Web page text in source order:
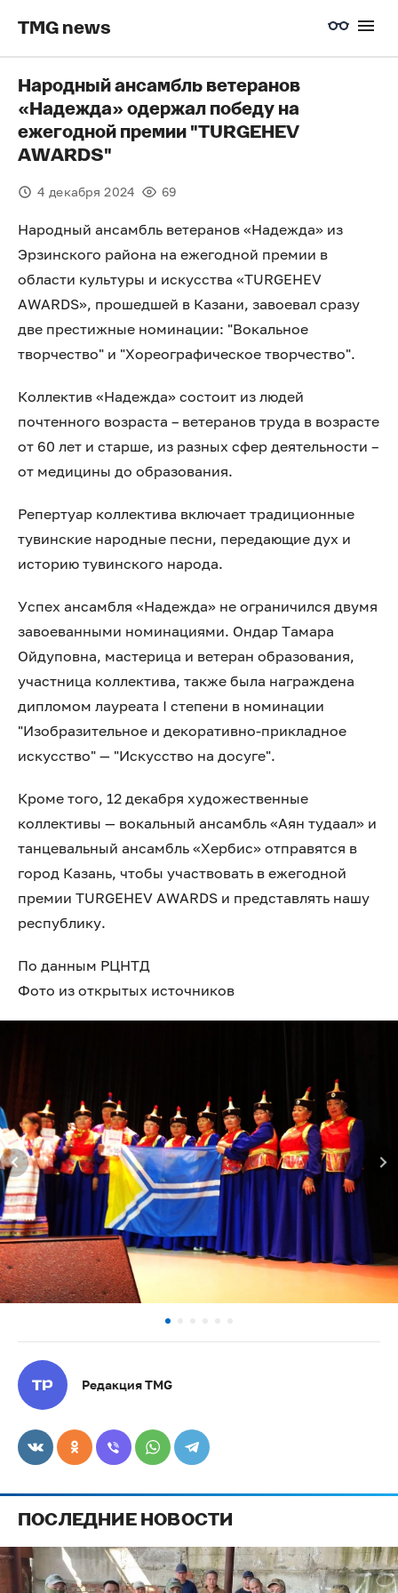
TMG news
Народный ансамбль ветеранов
«Надежда» одержал победу на
ежегодной премии "TURGEHEV
AWARDS"
4 декабря 2024 69
Народный ансамбль ветеранов «Надежда» из
Эрзинского района на ежегодной премии в
области культуры и искусства «TURGEHEV
AWARDS», прошедшей в Казани, завоевал сразу
две престижные номинации: "Вокальное
творчество" и "Хореографическое творчество".
Коллектив «Надежда» состоит из людей
почтенного возраста – ветеранов труда в возрасте
от 60 лет и старше, из разных сфер деятельности –
от медицины до образования.
Репертуар коллектива включает традиционные
тувинские народные песни, передающие дух и
историю тувинского народа.
Успех ансамбля «Надежда» не ограничился двумя
завоеванными номинациями. Ондар Тамара
Ойдуповна, мастерица и ветеран образования,
участница коллектива, также была награждена
дипломом лауреата I степени в номинации
"Изобразительное и декоративно-прикладное
искусство" — "Искусство на досуге".
Кроме того, 12 декабря художественные
коллективы — вокальный ансамбль «Аян тудаал» и
танцевальный ансамбль «Хербис» отправятся в
город Казань, чтобы участвовать в ежегодной
премии TURGEHEV AWARDS и представлять нашу
республику.
По данным РЦНТД
Фото из открытых источников
Редакция TMG
ПОСЛЕДНИЕ НОВОСТИ